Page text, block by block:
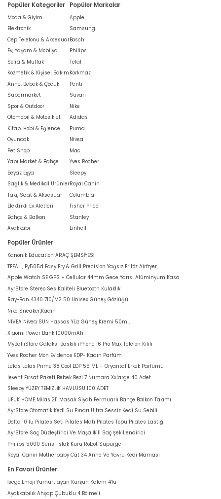
Popüler Kategoriler
Moda & Giyim
Elektronik
Cep Telefonu & Aksesuar
Ev, Yaşam & Mobilya
Sofra & Mutfak
Kozmetik & Kişisel Bakım
Anne, Bebek & Çocuk
Süpermarket
Spor & Outdoor
Otomobil & Motosiklet
Kitap, Hobi & Eğlence
Oyuncak
Pet Shop
Yapı Market & Bahçe
Beyaz Eşya
Sağlık & Medikal Ürünler
Takı, Saat & Aksesuar
Elektrikli Ev Aletleri
Bahçe & Balkon
Ayakkabı
Popüler Markalar
Apple
Samsung
Bosch
Philips
Tefal
Korkmaz
Penti
Süvari
Nike
Adidas
Puma
Nivea
Mac
Yves Rocher
Sleepy
Royal Canin
Columbia
Fisher Price
Stanley
Einhell
Popüler Ürünler
Kanonik Education ARAÇ ŞEMSİYESİ
TEFAL , Ey505d Easy Fry & Grill Precision Yağsız Fritöz Airfryer,
Apple Watch SE GPS + Cellular 44mm Gece Yarısı Alüminyum Kasa
AyrStore Stereo Ses Kaliteli Bluetooth Kulaklık
Ray-Ban 4340 710/M2 50 Unisex Güneş Gözlüğü
Nike Sneaker,Kadın
NIVEA Nivea SUN Hassas Yüz Güneş Kremi 50ml,
Xiaomi Power Bank 10000mAh
MyBalliStore Galaksi Baskılı iPhone 16 Pro Max Telefon Kılıfı
Yves Rocher Mon Evidence EDP- Kadın Parfüm
Lelas Lelas Prime 38 Cool EDP 55 ML – Oryantal Erkek Parfümü
levent Fırsat Paketi Bebek Bezi 7 Numara Xxlarge 40 Adet
Sleepy YÜZEY TEMİZLİK HAVLUSU 100 ADET
UFUK HOME Milas 211 Masalı Siyah Fermuarlı Bahçe Balkon Takımı
AyrStore Otomatik Kedi Su Pınarı Ultra Sessiz Kedi Su Sebili
Delta 10 lu Pilates Seti Pilates Matı Pilates Topu Pilates Lastiği
AyrStore Saç Düzleştirici Ve Maşa İkili Saç Şekillendirici
Philips 5000 Serisi Islak Kuru Robot Süpürge
Royal Canin Motherbaby Cat 34 Anne Ve Yavru Kedi Maması
En Favori Ürünler
İsego Emoji Yumurtlayan Kurşun Kalem 4'lü
Ayakkabılık Ahşap Çubuklu 4 Bölmeli